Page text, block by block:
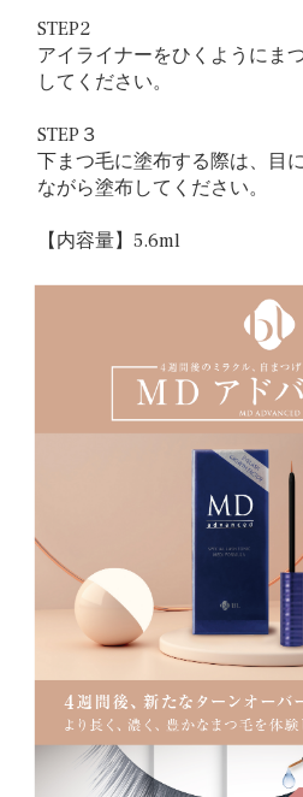
STEP2
アイライナーをひくようにま
してください。
STEP３
下まつ毛に塗布する際は、目
ながら塗布してください。
【内容量】5.6ml